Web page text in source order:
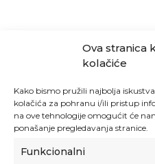
Ova stranica
kolačiće
Kako bismo pružili najbolja
kolačića za pohranu i/ili pristup
na ove tehnologije omogućit će
ponašanje pregledavanja stranice.
Funkcionalni